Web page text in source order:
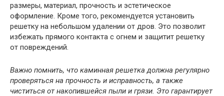
размеры, материал, прочность и эстетическое
оформление. Кроме того, рекомендуется установить
решетку на небольшом удалении от дров. Это позволит
избежать прямого контакта с огнем и защитит решетку
от повреждений.
Важно помнить, что каминная решетка должна регулярно
проверяться на прочность и исправность, а также
чиститься от накопившейся пыли и грязи. Это гарантирует